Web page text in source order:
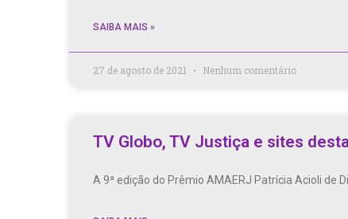
SAIBA MAIS »
27 de agosto de 2021 Nenhum comentário
TV Globo, TV Justiça e sites
A 9ª edição do Prêmio AMAERJ Patrícia Acioli de